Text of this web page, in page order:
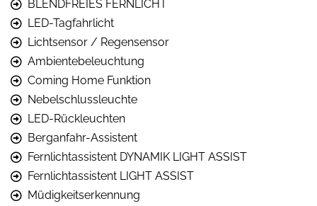
BLENDFREIES FERNLICHT
LED-Tagfahrlicht
Lichtsensor / Regensensor
Ambientebeleuchtung
Coming Home Funktion
Nebelschlussleuchte
LED-Rückleuchten
Berganfahr-Assistent
Fernlichtassistent DYNAMIK LIGHT ASSIST
Fernlichtassistent LIGHT ASSIST
Müdigkeitserkennung